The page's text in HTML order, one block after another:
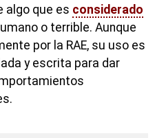
algo que es considerado
o terrible. Aunque
por la RAE, su uso es
y escrita para dar